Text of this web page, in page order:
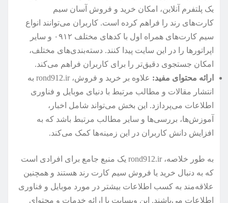
یک پلتفرم آنلاین، امکان خرید و فروش آسان سیم
کارت‌های رند را فراهم کرده است. کاربران می‌توانند انواع
سیم کارت‌های همراه اول با کدهای مختلف ۰۹۱۲ و سایر
اپراتورها را در این سایت پیدا کنند. دسته‌بندی‌های مختلف،
امکان جستجوی دقیق‌تر را برای کاربران فراهم می‌کند.
ارائه محتوای مفید:
علاوه بر خرید و فروش، rond912.ir به
انتشار مقالات و مطالب مرتبط با دنیای موبایل و فناوری
اطلاعات می‌پردازد. این بخش می‌تواند شامل اخبار،
آموزش‌ها، بررسی‌ها و سایر مطالب مرتبط باشد که به
افزایش دانش کاربران در این زمینه‌ها کمک می‌کند.
به طور خلاصه، rond912.ir یک منبع جامع برای افرادی است
که به دنبال خرید یا فروش سیم کارت رند هستند و همچنین
علاقه‌مند به کسب اطلاعات بیشتر در مورد موبایل و فناوری
اطلاعات می‌باشند. این وبسایت با ارائه خدمات و محتوای